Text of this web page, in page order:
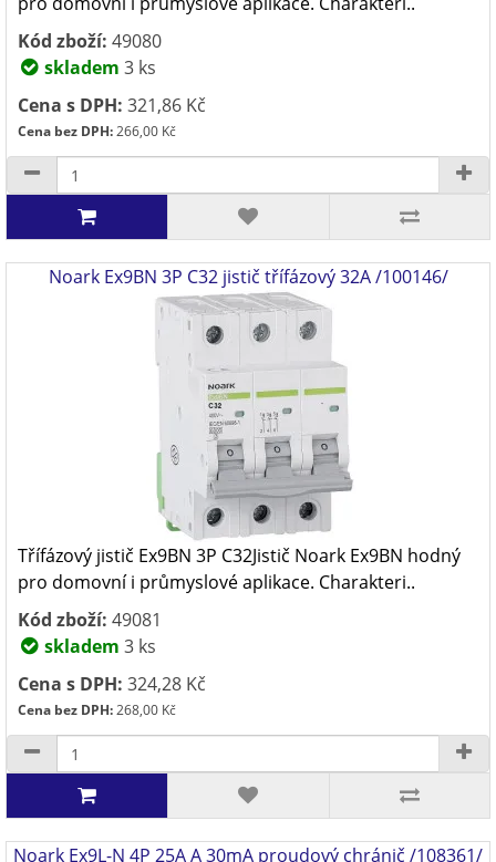
Kód zboží: 49080
skladem 3 ks
Cena s DPH: 321,86 Kč
Cena bez DPH:266,00 Kč
Noark Ex9BN 3P C32 jistič třífázový 32A /100146/
Třífázový jistič Ex9BN 3P C32Jistič Noark Ex9BN hodný
pro domovní i průmyslové aplikace. Charakteri..
Kód zboží: 49081
skladem 3 ks
Cena s DPH: 324,28 Kč
Cena bez DPH:268,00 Kč
Noark Ex9L-N 4P 25A A 30mA proudový chránič /108361/